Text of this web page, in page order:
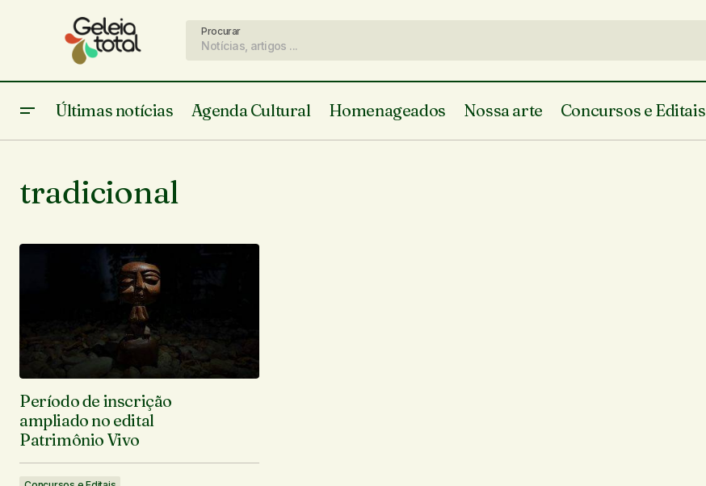
Procurar
Últimas notícias Agenda Cultural Homenageados Nossa arte Concursos e Editais
tradicional
Período de inscrição
ampliado no edital
Patrimônio Vivo